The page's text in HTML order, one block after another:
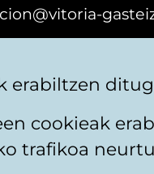
erabiltzen
cookieak
trafikoa